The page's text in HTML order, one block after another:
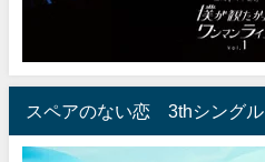
スペアのない恋 3thシングル